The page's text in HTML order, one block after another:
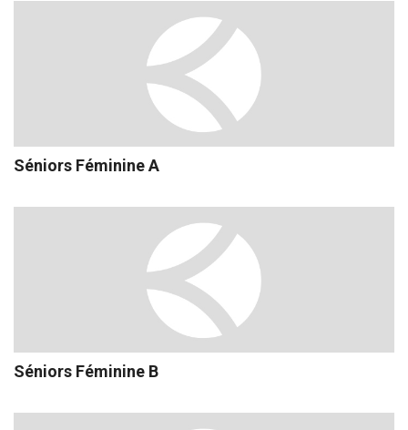
Séniors Féminine A
Séniors Féminine B